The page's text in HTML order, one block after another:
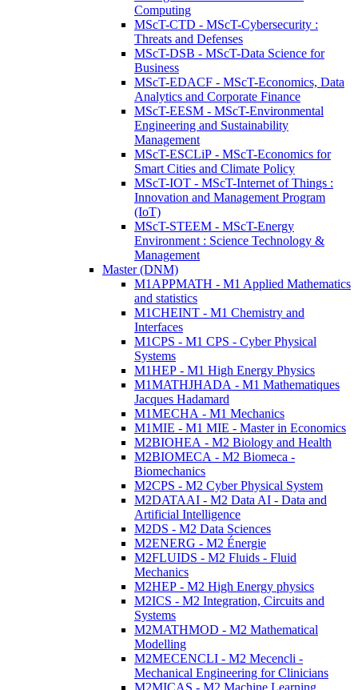
Computing
MScT-CTD - MScT-Cybersecurity :
Threats and Defenses
MScT-DSB - MScT-Data Science for
Business
MScT-EDACF - MScT-Economics, Data
Analytics and Corporate Finance
MScT-EESM - MScT-Environmental
Engineering and Sustainability
Management
MScT-ESCLiP - MScT-Economics for
Smart Cities and Climate Policy
MScT-IOT - MScT-Internet of Things :
Innovation and Management Program
(IoT)
MScT-STEEM - MScT-Energy
Environment : Science Technology &
Management
Master (DNM)
M1APPMATH - M1 Applied Mathematics
and statistics
M1CHEINT - M1 Chemistry and
Interfaces
M1CPS - M1 CPS - Cyber Physical
Systems
M1HEP - M1 High Energy Physics
M1MATHJHADA - M1 Mathematiques
Jacques Hadamard
M1MECHA - M1 Mechanics
M1MIE - M1 MIE - Master in Economics
M2BIOHEA - M2 Biology and Health
M2BIOMECA - M2 Biomeca -
Biomechanics
M2CPS - M2 Cyber Physical System
M2DATAAI - M2 Data AI - Data and
Artificial Intelligence
M2DS - M2 Data Sciences
M2ENERG - M2 Énergie
M2FLUIDS - M2 Fluids - Fluid
Mechanics
M2HEP - M2 High Energy physics
M2ICS - M2 Integration, Circuits and
Systems
M2MATHMOD - M2 Mathematical
Modelling
M2MECENCLI - M2 Mecencli -
Mechanical Engineering for Clinicians
M2MICAS - M2 Machine Learning,